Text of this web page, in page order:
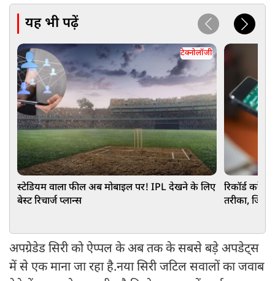
यह भी पढ़ें
टेक्नोलॉजी
स्टेडियम वाला फील अब मोबाइल पर! IPL देखने के लिए
बेस्ट रिचार्ज प्लान्स
रिकॉर्ड करें
तरीका,
अपग्रेडेड सिरी को ऐप्पल के अब तक के सबसे बड़े अपडेट्स
में से एक माना जा रहा है.नया सिरी जटिल सवालों का जवाब